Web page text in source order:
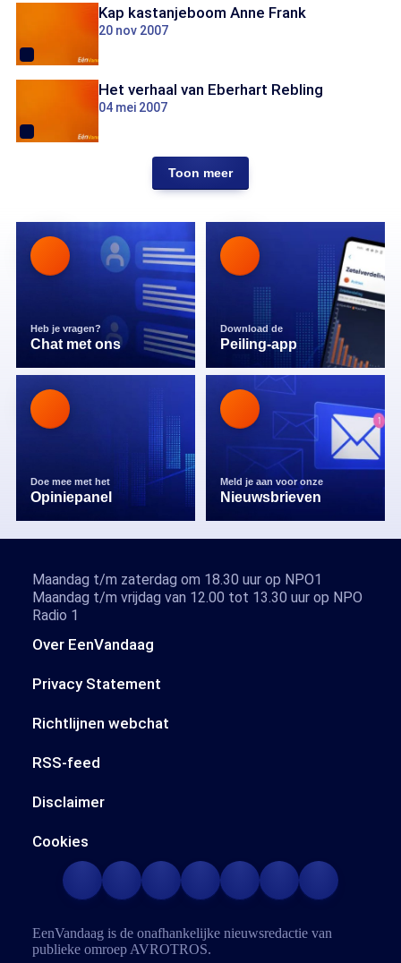
Kap kastanjeboom Anne Frank
20 nov 2007
Het verhaal van Eberhart Rebling
04 mei 2007
Toon meer
Heb je vragen?
Chat met ons
Download de
Peiling-app
Doe mee met het
Opiniepanel
Meld je aan voor onze
Nieuwsbrieven
Over EenVandaag
Privacy Statement
Richtlijnen webchat
RSS-feed
Disclaimer
Cookies
Maandag t/m zaterdag om 18.30 uur op NPO1
Maandag t/m vrijdag van 12.00 tot 13.30 uur op NPO
Radio 1
EenVandaag is de onafhankelijke nieuwsredactie van
publieke omroep AVROTROS.